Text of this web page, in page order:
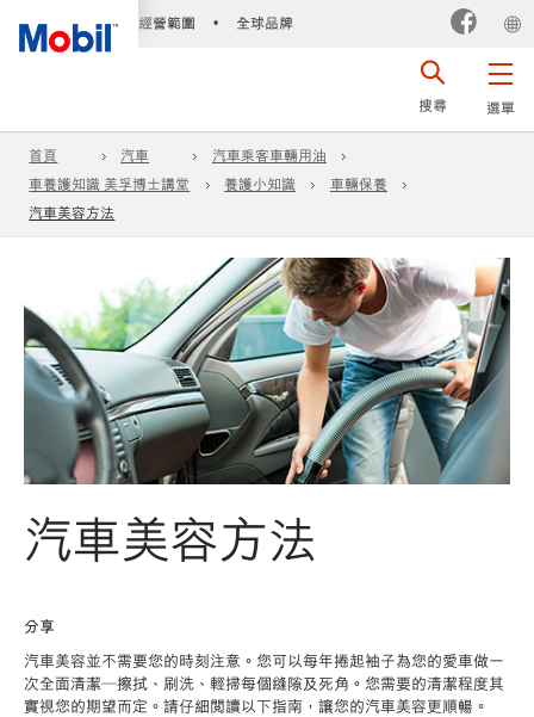
經營範圍 • 全球品牌
選單
搜尋
首頁 汽車
汽車乘客車輛用油
車養護知識 美孚博士講堂
養護小知識
車輛保養
汽車美容方法
汽車美容方法
分享
汽車美容並不需要您的時刻注意。您可以每年捲起袖子為您的愛車做一
次全面清潔—擦拭、刷洗、輕掃每個縫隙及死角。您需要的清潔程度其
實視您的期望而定。請仔細閱讀以下指南，讓您的汽車美容更順暢。